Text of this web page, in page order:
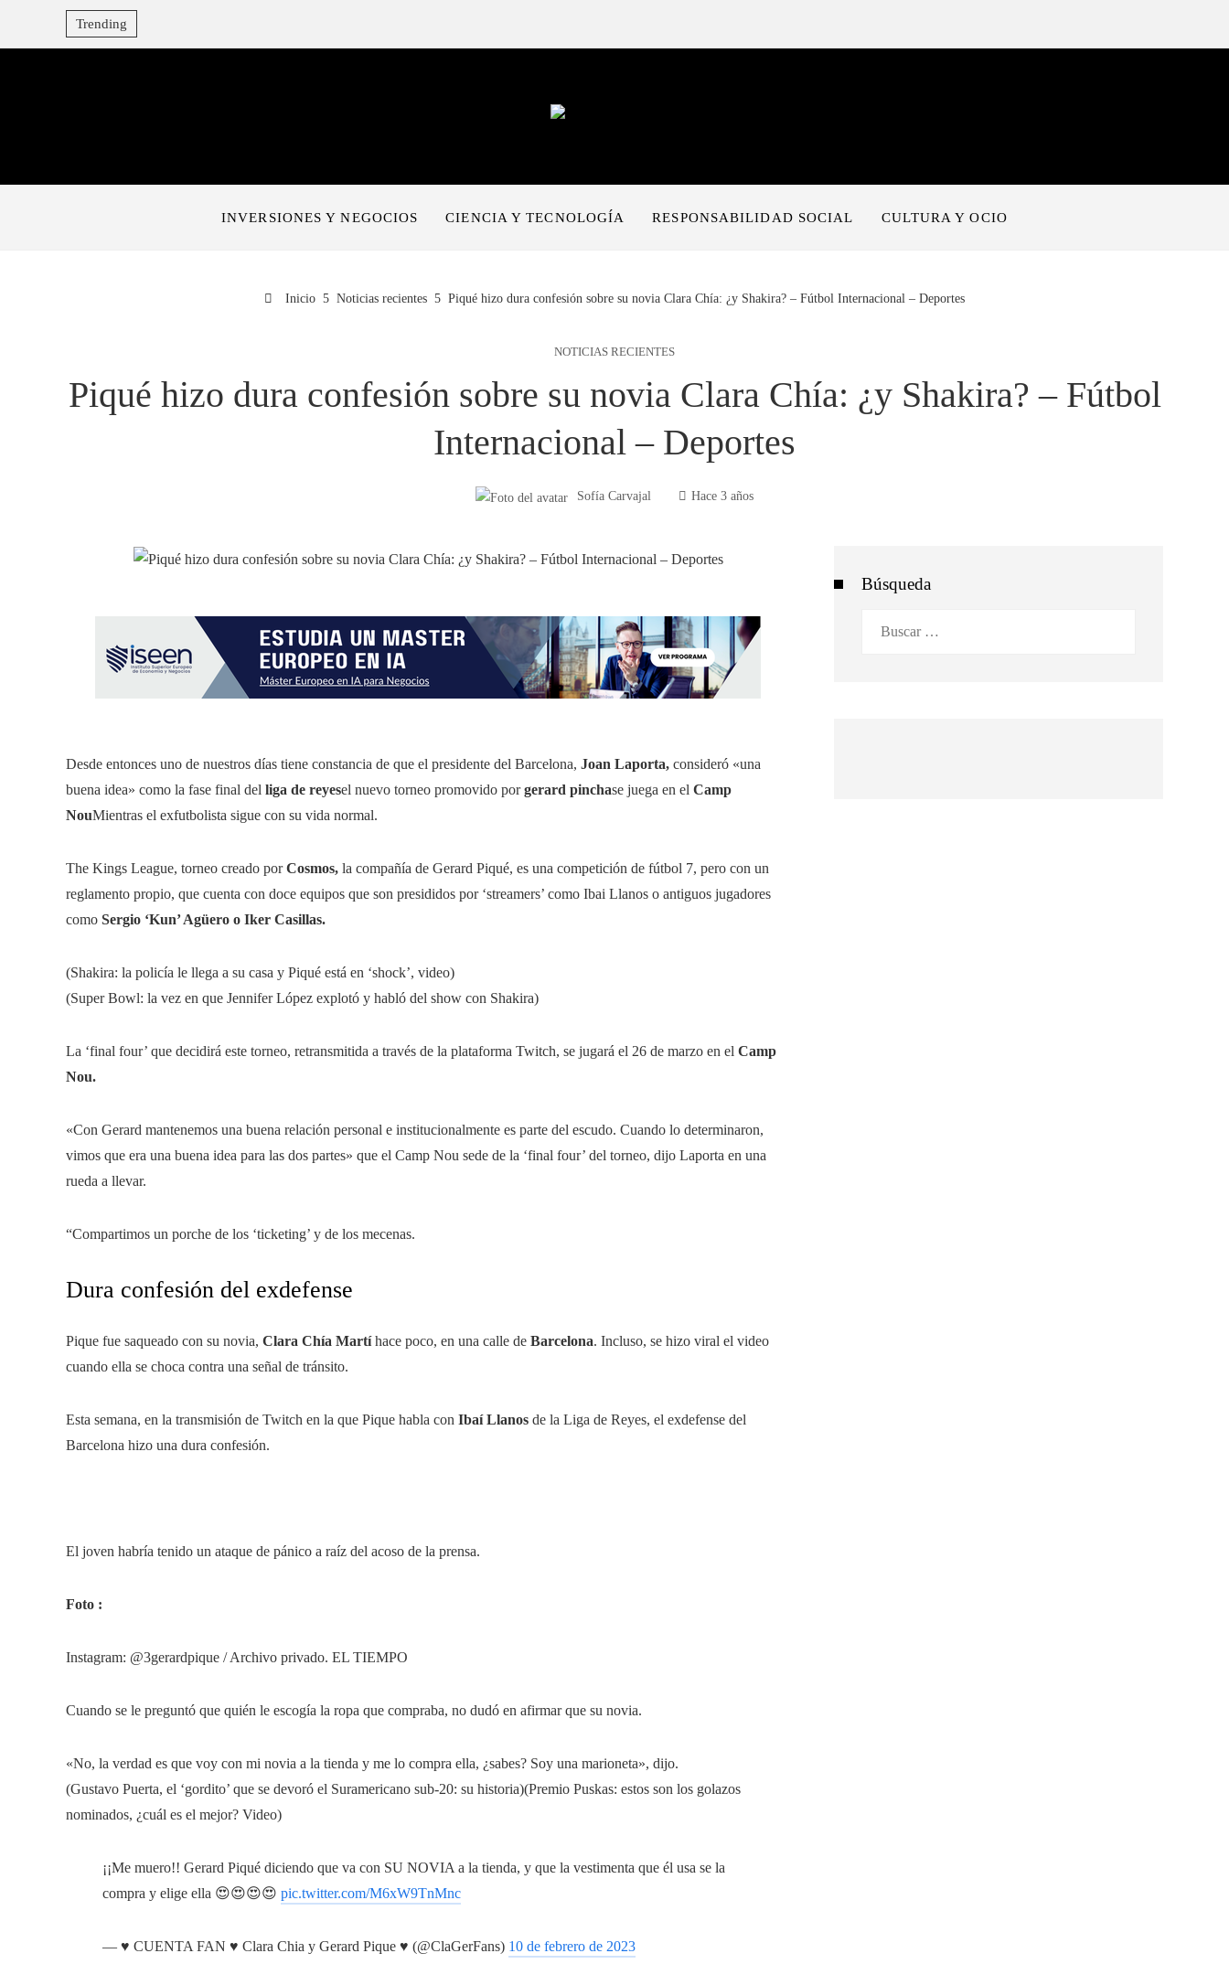
Trending
INVERSIONES Y NEGOCIOS CIENCIA Y TECNOLOGÍA RESPONSABILIDAD SOCIAL CULTURA Y OCIO
Inicio Noticias recientes Piqué hizo dura confesión sobre su novia Clara Chía: ¿y Shakira? – Fútbol Internacional – Deportes
NOTICIAS RECIENTES
Piqué hizo dura confesión sobre su novia Clara Chía: ¿y Shakira? – Fútbol
Internacional – Deportes
Sofía Carvajal Hace 3 años
Desde entonces uno de nuestros días tiene constancia de que el presidente del Barcelona, Joan Laporta, consideró «una
buena idea» como la fase final del liga de reyesel nuevo torneo promovido porgerard pinchase juega en el Camp
NouMientras el exfutbolista sigue con su vida normal.
The Kings League, torneo creado porCosmos, la compañía de Gerard Piqué, es una competición de fútbol 7, pero con un
reglamento propio, que cuenta con doce equipos que son presididos por ‘streamers’ como Ibai Llanos o antiguos jugadores
como Sergio ‘Kun’ Agüero o Iker Casillas.
(Shakira: la policía le llega a su casa y Piqué está en ‘shock’, video)
(Super Bowl: la vez en que Jennifer López explotó y habló del show con Shakira)
La ‘final four’ que decidirá este torneo, retransmitida a través de la plataforma Twitch, se jugará el 26 de marzo en el Camp
Nou.
«Con Gerard mantenemos una buena relación personal e institucionalmente es parte del escudo. Cuando lo determinaron,
vimos que era una buena idea para las dos partes» que el Camp Nou sede de la ‘final four’ del torneo, dijo Laporta en una
rueda a llevar.
“Compartimos un porche de los ‘ticketing’ y de los mecenas.
Dura confesión del exdefense
Pique fue saqueado con su novia, Clara Chía Martíhace poco, en una calle de Barcelona. Incluso, se hizo viral el video
cuando ella se choca contra una señal de tránsito.
Esta semana, en la transmisión de Twitch en la que Pique habla con Ibaí Llanos de la Liga de Reyes, el exdefense del
Barcelona hizo una dura confesión.
El joven habría tenido un ataque de pánico a raíz del acoso de la prensa.
Foto :
Instagram: @3gerardpique / Archivo privado. EL TIEMPO
Cuando se le preguntó que quién le escogía la ropa que compraba, no dudó en afirmar que su novia.
«No, la verdad es que voy con mi novia a la tienda y me lo compra ella, ¿sabes? Soy una marioneta», dijo.
(Gustavo Puerta, el ‘gordito’ que se devoró el Suramericano sub-20: su historia)(Premio Puskas: estos son los golazos
nominados, ¿cuál es el mejor? Video)
¡¡Me muero!! Gerard Piqué diciendo que va con SU NOVIA a la tienda, y que la vestimenta que él usa se la
compra y elige ella 😍😍😍😍 pic.twitter.com/M6xW9TnMnc
— ♥ CUENTA FAN ♥ Clara Chia y Gerard Pique ♥ (@ClaGerFans) 10 de febrero de 2023
Búsqueda